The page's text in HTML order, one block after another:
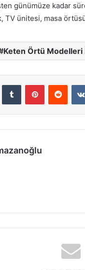
günümüze kadar
TV ünitesi, masa
Keten Örtü Modelleri
Tumblr Pinterest